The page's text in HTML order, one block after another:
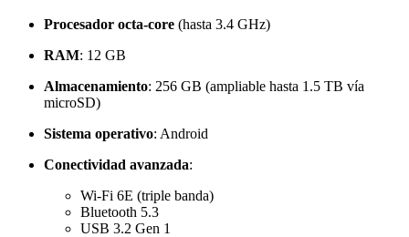
Procesador octa-core (hasta 3.4 GHz)
RAM: 12 GB
Almacenamiento: 256 GB (ampliable hasta 1.5 TB vía
microSD)
Sistema operativo: Android
Conectividad avanzada:
Wi-Fi 6E (triple banda)
Bluetooth 5.3
USB 3.2 Gen 1